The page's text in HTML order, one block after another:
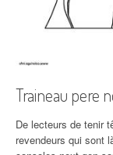
Traineau pere
De lecteurs de tenir
revendeurs qui sont